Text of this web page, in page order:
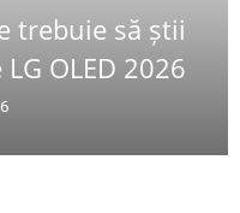
trebuie să știi
OLED 2026